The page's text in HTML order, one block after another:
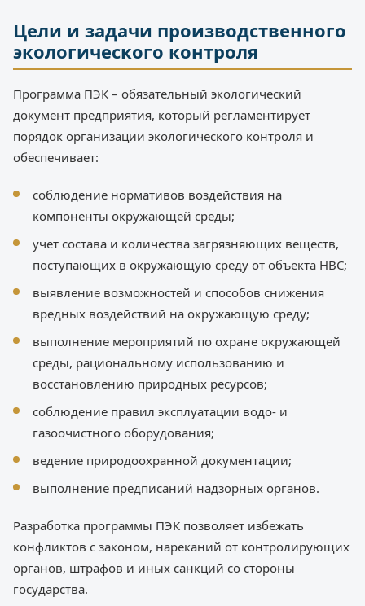
Цели и задачи производственного
экологического контроля
Программа ПЭК – обязательный экологический
документ предприятия, который регламентирует
порядок организации экологического контроля и
обеспечивает:
соблюдение нормативов воздействия на
компоненты окружающей среды;
учет состава и количества загрязняющих веществ,
поступающих в окружающую среду от объекта НВС;
выявление возможностей и способов снижения
вредных воздействий на окружающую среду;
выполнение мероприятий по охране окружающей
среды, рациональному использованию и
восстановлению природных ресурсов;
соблюдение правил эксплуатации водо- и
газоочистного оборудования;
ведение природоохранной документации;
выполнение предписаний надзорных органов.
Разработка программы ПЭК позволяет избежать
конфликтов с законом, нареканий от контролирующих
органов, штрафов и иных санкций со стороны
государства.